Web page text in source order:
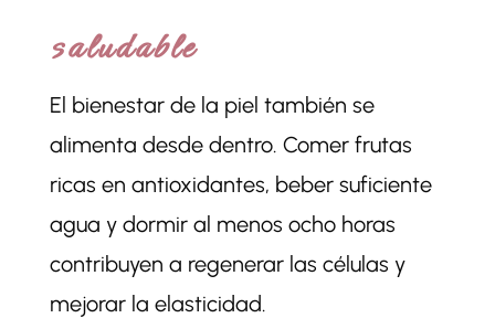
saludable
El bienestar de la piel también se
alimenta desde dentro. Comer frutas
ricas en antioxidantes, beber suficiente
agua y dormir al menos ocho horas
contribuyen a regenerar las células y
mejorar la elasticidad.